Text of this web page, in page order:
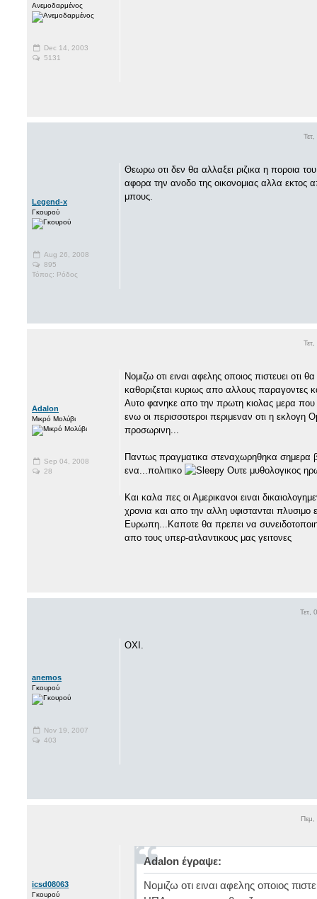
Ανεμοδαρμένος
Dec 14, 2003
5131
Legend-x
Γκουρού
Aug 26, 2008
895
Τόπος: Ρόδος
Θεωρω οτι δεν θα αλλαξει ριζικα η ποροια
αφορα την ανοδο της οικονομιας αλλα εκτος
μπους.
Adalon
Μικρό Μολύβι
Sep 04, 2008
28
Νομιζω οτι ειναι αφελης οποιος πιστευει οτι
καθοριζεται κυριως απο αλλους παραγοντες
Αυτο φανηκε απο την πρωτη κιολας μερα που
ενω οι περισσοτεροι περιμεναν οτι η
προσωρινη...
Παντως πραγματικα στεναχωρηθηκα σημερα
ενα...πολιτικο
Ουτε μυθολογικος
Και καλα πες οι Αμερικανοι ειναι
χρονια και απο την αλλη υφιστανται
Ευρωπη...Καποτε θα πρεπει να
απο τους υπερ-ατλαντικους μας γειτονες
Τετ,
anemos
Γκουρού
Nov 19, 2007
403
OXI.
icsd08063
Γκουρού
Adalon έγραψε:
Νομιζω οτι ειναι αφελης οποιος